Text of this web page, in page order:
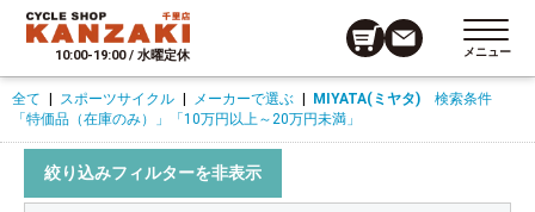
10:00-19:00 / 水曜定休 メニュー
全て スポーツサイクル メーカーで選ぶ MIYATA(ミヤタ) 検索条件
「特価品（在庫のみ）」
「10万円以上～20万円未満」
絞り込みフィルターを非表示